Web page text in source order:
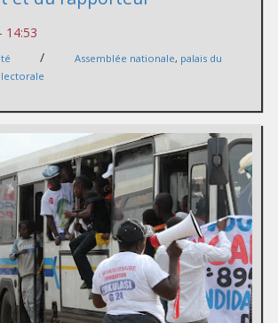
14:53
/ Assemblée nationale, palais du